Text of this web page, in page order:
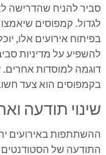
סביר להניח שהדרישה
לגדול. קמפוסים שיאמצו
בפיתוח אירועים אלו,
להשפיע על מדיניות
דוגמה למוסדות אחרים.
בקמפוסים הוא צעד
שינוי תודעה
ההשתתפות באירועים
התודעה של